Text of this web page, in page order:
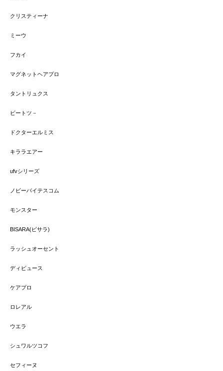
クリスティーナ
ミーウ
フカイ
マグネットヘアプロ
タントリュクス
ビートツ－
ドクターエルミス
キララエアー
ufvシリーズ
ノビーバイテスコム
モンスター
BISARA(ビサラ)
ラッシュオーセント
ディビュース
ケアプロ
ロレアル
ウエラ
シュワルツコフ
セフィーヌ